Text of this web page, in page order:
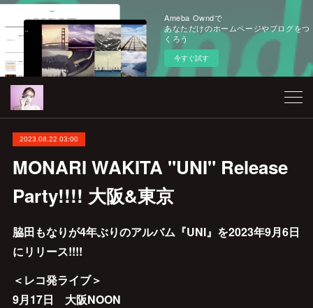
Ameba Owndで
あなただけのホームページやブログをつ
くろう
今すぐ試す
2023.08.22 03:00
MONARI WAKITA "UNI" Release
Party!!!! 大阪&東京
脇田もなりが4年ぶりのアルバム『UNI』を2023年9月6日
にリリース!!!!
＜レコ発ライブ＞
9月17日 大阪NOON